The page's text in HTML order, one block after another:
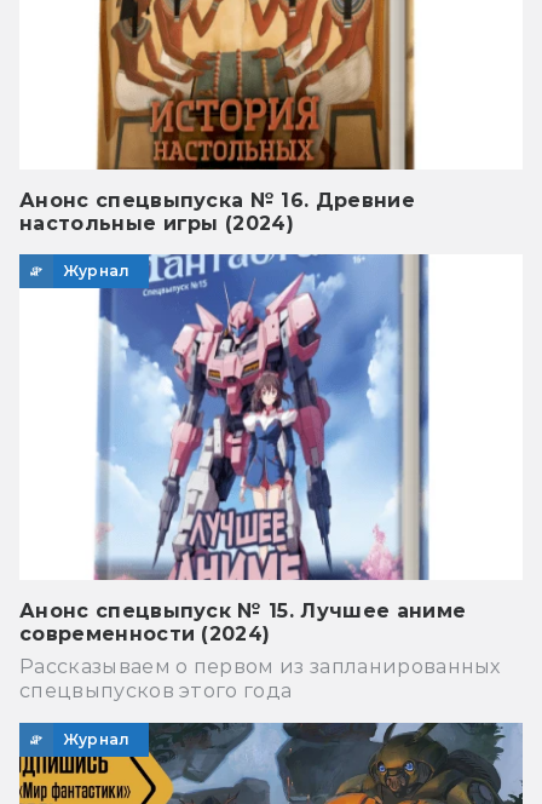
Анонс спецвыпуска № 16. Древние
настольные игры (2024)
Журнал
Анонс спецвыпуск № 15. Лучшее аниме
современности (2024)
Рассказываем о первом из запланированных
спецвыпусков этого года
Журнал